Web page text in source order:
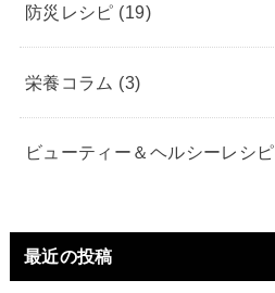
防災レシピ (19)
栄養コラム (3)
ビューティー＆ヘルシーレシピ
最近の投稿